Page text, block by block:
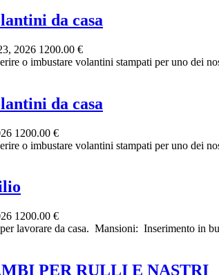
da casa
2026 1200.00 €
o imbustare volantini stampati per uno dei
da casa
1200.00 €
o imbustare volantini stampati per uno dei
1200.00 €
lavorare da casa. ‎ ‎Mansioni: ‎ ‎Inserimento in
PER RULLI E NASTRI